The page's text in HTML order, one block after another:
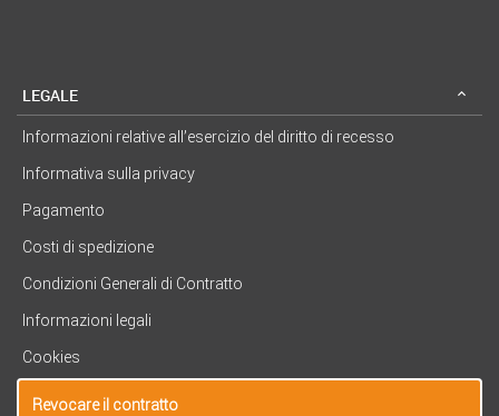
LEGALE
Informazioni relative all’esercizio del diritto di recesso
Informativa sulla privacy
Pagamento
Costi di spedizione
Condizioni Generali di Contratto
Informazioni legali
Cookies
Revocare il contratto